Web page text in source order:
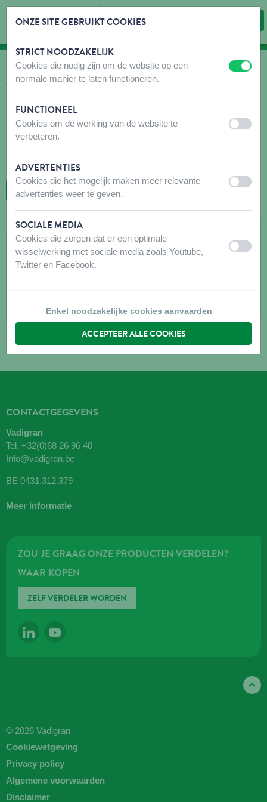
Inhoud overslaan
Taalkeuze overslaan
WAAR KOPEN
Vind snel en gemakkelijk verkooppunten voor onze
Aarzel niet om voor uw bezoek contact op te nemen met de
aanbevolen winkel(s) om er zeker van te zijn dat de producten die
niet om hen te vragen het gewenste product te bestellen.
TERUG NAAR DE KAART
CANDELORO SEBASTIEN 2007709
Dreve du Faucon 158
7120 VILLEREILLE
CONTACTGEGEVENS
Vadigran
Tel. +32(0)68 26 96 40
Info@vadigran.be
BE 0431.312.379
Meer informatie
ZOU JE GRAAG ONZE PRODUCTEN VERDELEN?
WAAR KOPEN
ZELF VERDELER WORDEN
LINKEDINYOUTUBE
© 2026 Vadigran
Cookiewetgeving
Privacy policy
Algemene voorwaarden
Disclaimer
ONZE SITE GEBRUIKT COOKIES
STRICT NOODZAKELIJK
Cookies die nodig zijn om de website op een
normale manier te laten functioneren.
uit aan
FUNCTIONEEL
Cookies om de werking van de website te
verbeteren.
uit aan
ADVERTENTIES
Cookies die het mogelijk maken meer relevante
advertenties weer te geven.
uit aan
SOCIALE MEDIA
Cookies die zorgen dat er een optimale
wisselwerking met sociale media zoals Youtube,
Twitter en Facebook.
uit aan
Enkel noodzakelijke cookies aanvaarden
ACCEPTEER ALLE COOKIES